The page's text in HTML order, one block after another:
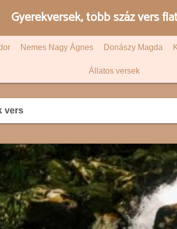
Gyerekversek, több száz vers
Nemes Nagy Ágnes Donászy Magda
Állatos versek
vers